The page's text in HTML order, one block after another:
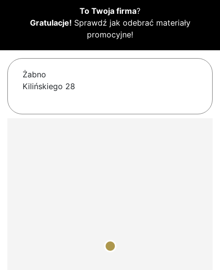
To Twoja firma?
Gratulacje! Sprawdź jak odebrać materiały
promocyjne!
Żabno
Kilińskiego 28